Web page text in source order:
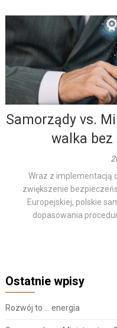
Samorządy vs.
walka bez
Wraz z implementacją
zwiększenie
Europejskiej, polskie
dopasowania
Ostatnie wpisy
Rozwój to … energia